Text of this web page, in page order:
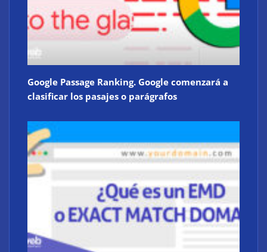
Google Passage Ranking. Google comenzará a
clasificar los pasajes o parágrafos